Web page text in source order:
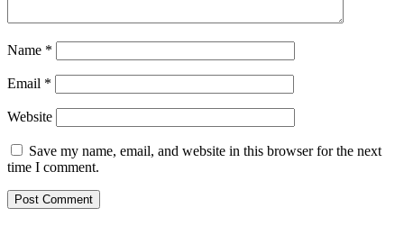
Name *
Email *
Website
Save my name, email, and website in this browser for the next
time I comment.